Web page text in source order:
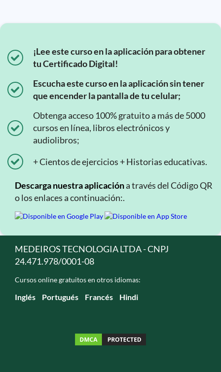
¡Lee este curso en la aplicación para obtener
tu Certificado Digital!
Escucha este curso en la aplicación sin tener
que encender la pantalla de tu celular;
Obtenga acceso 100% gratuito a más de 5000
cursos en línea, libros electrónicos y
audiolibros;
+ Cientos de ejercicios + Historias educativas.
Descarga nuestra aplicacióna través del Código QR
o los enlaces a continuación:.
MEDEIROS TECNOLOGIA LTDA - CNPJ
24.471.978/0001-08
Cursos online gratuitos en otros idiomas:
Inglés Portugués Francés Hindi